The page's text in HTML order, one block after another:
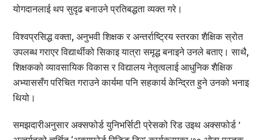
योगदानलाई थप सुदृढ बनाउने प्रतिबद्धता व्यक्त गरे।
विश्वप्रसिद्ध वक्ता, अनुभवी शिक्षक र अन्तर्राष्ट्रिय स्तरका शैक्षिक स्रोत
उपलब्ध गराएर विद्यार्थीको सिकाइ यात्रा समृद्ध बनाइने उनले बताए। साथै,
शिक्षकको व्यावसायिक विकास र विद्यालय नेतृत्वलाई आधुनिक शैक्षिक
अभ्याससँग परिचित गराउने कार्यमा पनि सहकार्य केन्द्रित हुने उनको भनाइ
थियो।
समझदारीअनुसार अक्सफोर्ड युनिभर्सिटी प्रेसको रिड उइथ अक्सफोर्ड ’